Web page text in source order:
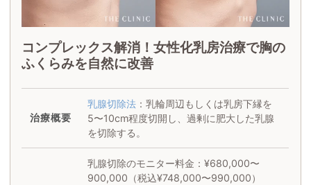
コンプレックス解消！女性化乳房治療で胸の
ふくらみを自然に改善
治療概要
乳腺切除法：乳輪周辺もしくは乳房下縁を
5〜10cm程度切開し、過剰に肥大した乳腺
を切除する。
乳腺切除のモニター料金：¥680,000〜
900,000（税込¥748,000〜990,000）